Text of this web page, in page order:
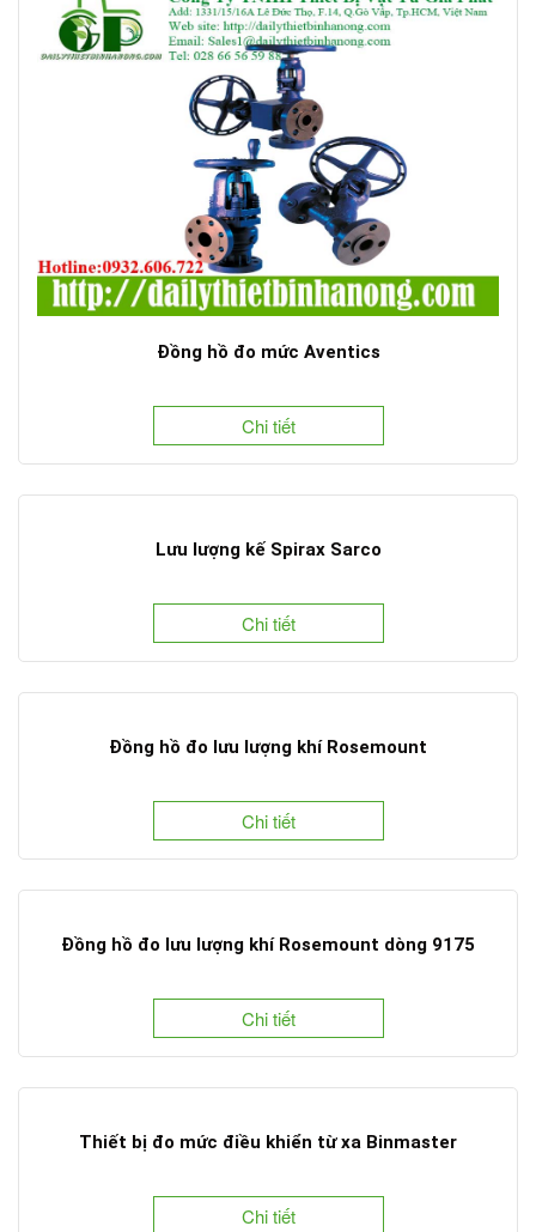
Đồng hồ đo mức Aventics
Chi tiết
Lưu lượng kế Spirax Sarco
Chi tiết
Đồng hồ đo lưu lượng khí Rosemount
Chi tiết
Đồng hồ đo lưu lượng khí Rosemount dòng 9175
Chi tiết
Thiết bị đo mức điều khiển từ xa Binmaster
Chi tiết